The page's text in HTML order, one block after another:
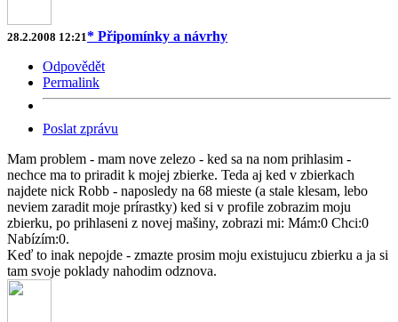
28.2.2008 12:21* Připomínky a návrhy
Odpovědět
Permalink
Poslat zprávu
Mam problem - mam nove zelezo - ked sa na nom prihlasim -
nechce ma to priradit k mojej zbierke. Teda aj ked v zbierkach
najdete nick Robb - naposledy na 68 mieste (a stale klesam, lebo
neviem zaradit moje prírastky) ked si v profile zobrazim moju
zbierku, po prihlaseni z novej mašiny, zobrazi mi: Mám:0 Chci:0
Nabízím:0.
Keď to inak nepojde - zmazte prosim moju existujucu zbierku a ja si
tam svoje poklady nahodim odznova.